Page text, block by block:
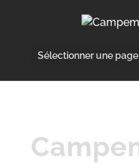
Sélectionner une page